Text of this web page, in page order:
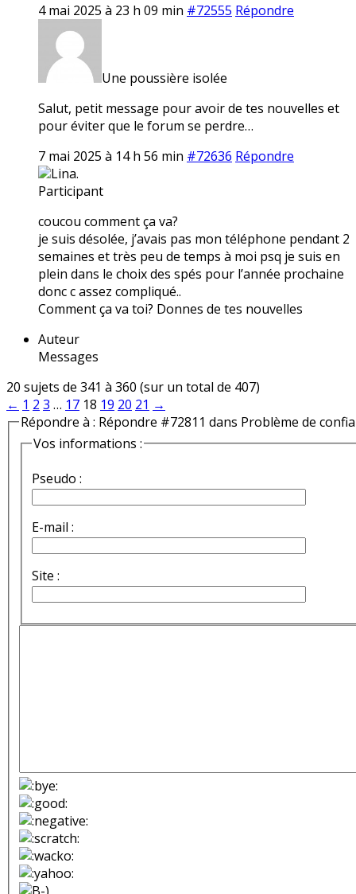
4 mai 2025 à 23 h 09 min #72555 Répondre
Une poussière isolée
Salut, petit message pour avoir de tes nouvelles et
pour éviter que le forum se perdre…
7 mai 2025 à 14 h 56 min #72636 Répondre
Lina.
Participant
coucou comment ça va?
je suis désolée, j’avais pas mon téléphone pendant 2
semaines et très peu de temps à moi psq je suis en
plein dans le choix des spés pour l’année prochaine
donc c assez compliqué..
Comment ça va toi? Donnes de tes nouvelles
Auteur
Messages
20 sujets de 341 à 360 (sur un total de 407)
← 1 2 3 … 17 18 19 20 21 →
Répondre à : Répondre #72811 dans Problème de
Vos informations :
Pseudo :
E-mail :
Site :